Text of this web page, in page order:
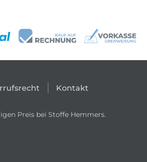
Kontakt
Preis bei Stoffe Hemmers.